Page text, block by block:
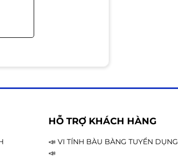
HỖ TRỢ KHÁCH HÀNG
📣 VI TÍNH BÀU BÀNG TUYỂN DỤNG
📣